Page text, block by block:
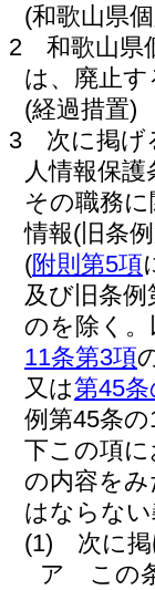
(和歌山県
2
和歌山県
は、廃止す
(経過措置)
3
次に掲げ
人情報保護
その職務
情報(旧条
(附則第5項
及び旧条
のを除く
11条第3項
又は第45
例第45条
下この項
の内容を
はならな
(1)
次に
ア
この